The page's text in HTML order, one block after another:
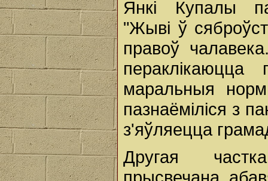
Янкі Купалы
"Жыві ў
правоў
маральныя
пазнаёміліся з
з'яўляецца
Другая